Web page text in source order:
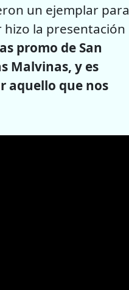
un ejemplar para
la presentación
promo de San
Malvinas, y es
aquello que nos